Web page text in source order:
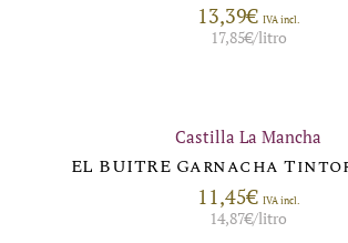
13,39€ IVA incl.
17,85€/litro
Castilla La Mancha
EL BUITRE Garnacha
11,45€ IVA incl.
14,87€/litro